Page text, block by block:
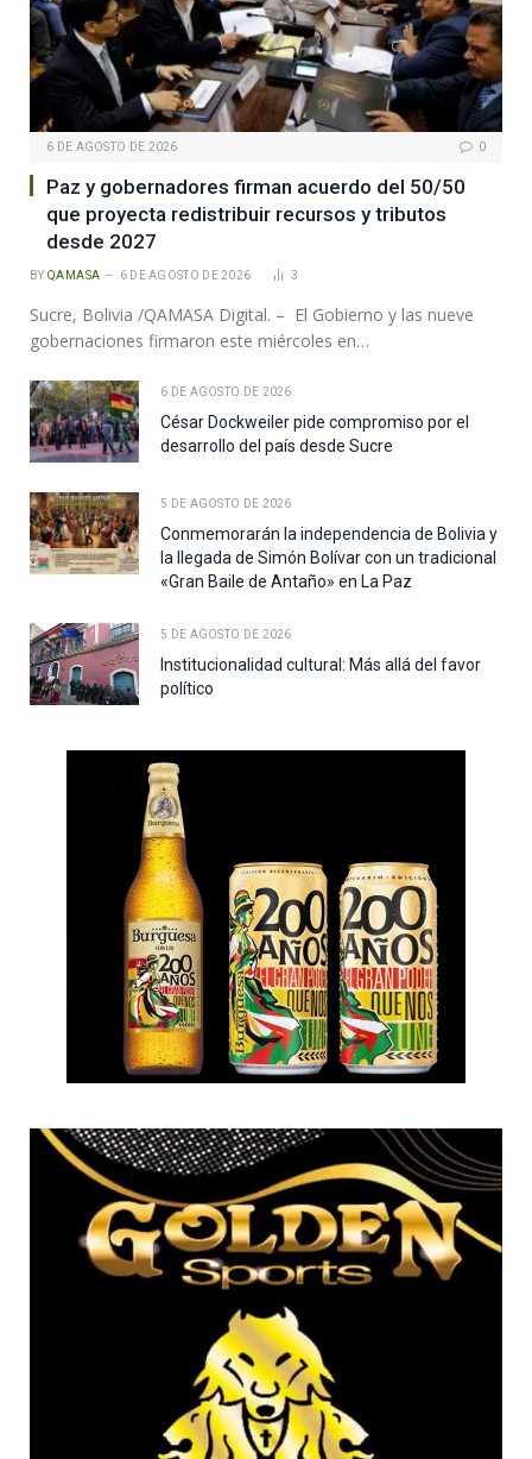
6 DE AGOSTO DE 2026 0
Paz y gobernadores firman acuerdo del 50/50
que proyecta redistribuir recursos y tributos
desde 2027
BY QAMASA 6 DE AGOSTO DE 2026 3
Sucre, Bolivia /QAMASA Digital. – El Gobierno y las nueve
gobernaciones firmaron este miércoles en…
6 DE AGOSTO DE 2026
César Dockweiler pide compromiso por el
desarrollo del país desde Sucre
5 DE AGOSTO DE 2026
Conmemorarán la independencia de Bolivia y
la llegada de Simón Bolívar con un tradicional
«Gran Baile de Antaño» en La Paz
5 DE AGOSTO DE 2026
Institucionalidad cultural: Más allá del favor
político